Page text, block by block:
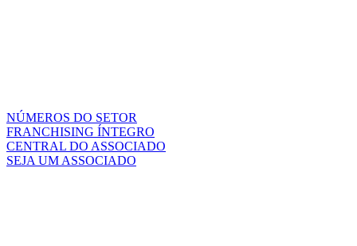
NÚMEROS DO SETOR
FRANCHISING ÍNTEGRO
CENTRAL DO ASSOCIADO
SEJA UM ASSOCIADO